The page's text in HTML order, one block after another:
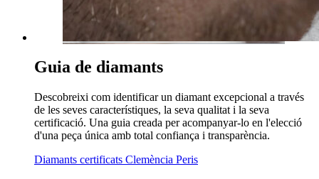
Guia de diamants
Descobreixi com identificar un diamant excepcional a través
de les seves característiques, la seva qualitat i la seva
certificació. Una guia creada per acompanyar-lo en l'elecció
d'una peça única amb total confiança i transparència.
Diamants certificats Clemència Peris